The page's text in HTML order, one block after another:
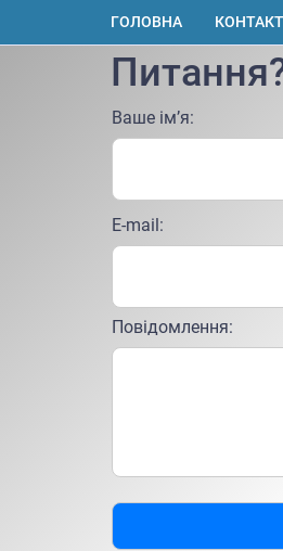
ГОЛОВНА
Ваше ім’я:
E-mail:
Повідомлення: